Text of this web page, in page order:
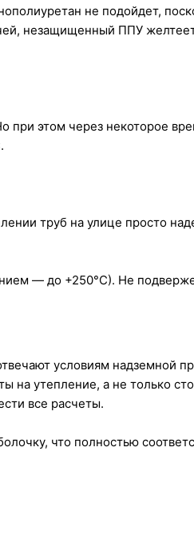
не подойдет,
незащищенный ППУ
этом через некоторое
труб на улице просто
— до +250°C). Не
условиям надземной
на утепление, а не только
все расчеты.
что полностью